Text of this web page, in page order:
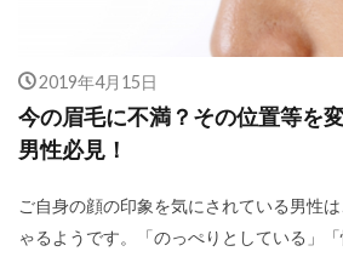
2019年4月15日
今の眉毛に不満？その位置等を
男性必見！
ご自身の顔の印象を気にされている男性
ゃるようです。「のっぺりとしている」